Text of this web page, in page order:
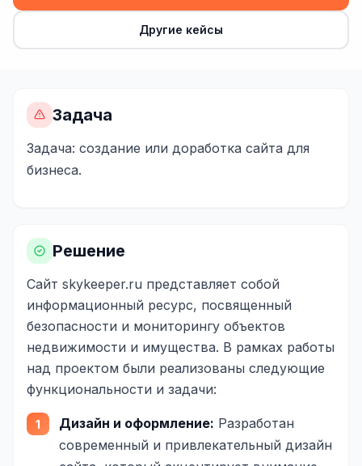
ТАРГЕТИРОВАННАЯ РЕКЛАМА
Реклама в VK
Реклама в Instagram
Реклама в Одноклассниках
ИНТЕРНЕТ-МАГАЗИНЫ
Интеграции
1С интеграция
Другие кейсы
Задача
Задача: создание или доработка сайта для
бизнеса.
Решение
Сайт skykeeper.ru представляет собой
информационный ресурс, посвященный
безопасности и мониторингу объектов
недвижимости и имущества. В рамках работы
над проектом были реализованы следующие
функциональности и задачи:
Дизайн и оформление: Разработан
современный и привлекательный дизайн